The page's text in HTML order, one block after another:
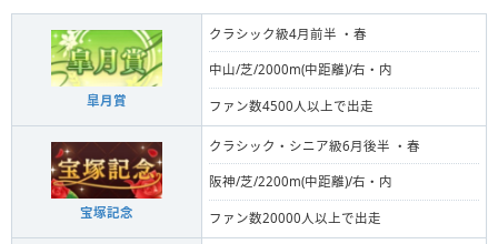
皐月賞
クラシック級4月前半 ・春
中山/芝/2000m(中距離)/右・内
ファン数4500人以上で出走
宝塚記念
クラシック・シニア級6月後半 ・春
阪神/芝/2200m(中距離)/右・内
ファン数20000人以上で出走